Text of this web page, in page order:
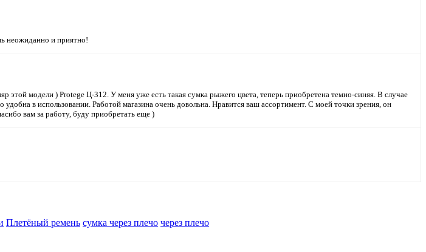
неожиданно и приятно!
модели ) Protege Ц-312. У меня уже есть такая сумка рыжего цвета, теперь приобретена темно-синяя. В случае
в использовании. Работой магазина очень довольна. Нравится ваш ассортимент. С моей точки зрения, он
вам за работу, буду приобретать еще )
Плетёный ремень сумка через плечо через плечо